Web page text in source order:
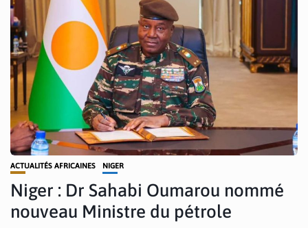
ACTUALITÉS AFRICAINES NIGER
Niger : Dr Sahabi Oumarou nommé
nouveau Ministre du pétrole